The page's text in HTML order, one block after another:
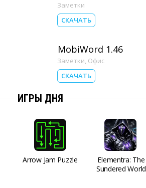
Заметки
СКАЧАТЬ
MobiWord 1.46
Заметки, Офис
СКАЧАТЬ
ИГРЫ ДНЯ
Arrow Jam Puzzle
Elementra: The
Sundered World